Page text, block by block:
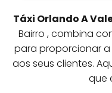
Táxi Orlando A
Bairro , combina
para proporcionar a
aos seus clientes.
que